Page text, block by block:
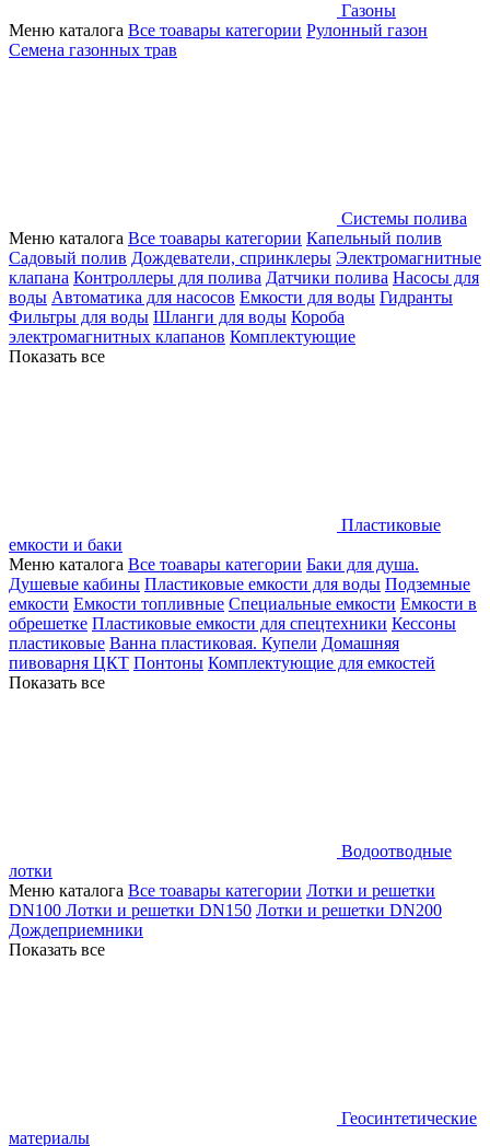
Газоны
Меню каталога Все тоавары категории Рулонный газон
Семена газонных трав
Системы полива
Меню каталога Все тоавары категории Капельный полив
Садовый полив Дождеватели, спринклеры Электромагнитные
клапана Контроллеры для полива Датчики полива Насосы для
воды Автоматика для насосов Емкости для воды Гидранты
Фильтры для воды Шланги для воды Короба
электромагнитных клапанов Комплектующие
Показать все
Пластиковые
емкости и баки
Меню каталога Все тоавары категории Баки для душа.
Душевые кабины Пластиковые емкости для воды Подземные
емкости Емкости топливные Специальные емкости Емкости в
обрешетке Пластиковые емкости для спецтехники Кессоны
пластиковые Ванна пластиковая. Купели Домашняя
пивоварня ЦКТ Понтоны Комплектующие для емкостей
Показать все
Водоотводные
лотки
Меню каталога Все тоавары категории Лотки и решетки
DN100 Лотки и решетки DN150 Лотки и решетки DN200
Дождеприемники
Показать все
Геосинтетические
материалы